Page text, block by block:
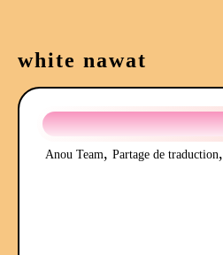
white nawat
Anou Team, Partage de traduction,